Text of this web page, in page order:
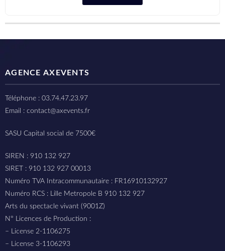
AGENCE AXEVENTS
Téléphone : 03.74.47.23.97
Email : contact@axevents.fr
SASU Capital social de 7500€
SIREN : 910 132 927
SIRET : 910 132 927 00013
Numéro TVA Intracommunautaire : FR16910132927
Numéro RCS : Lille Metropole B 910 132 927
Arts du spectacle vivant (9001Z)
N° Licences de Production :
– License 2-1106275
– License 3-1106293